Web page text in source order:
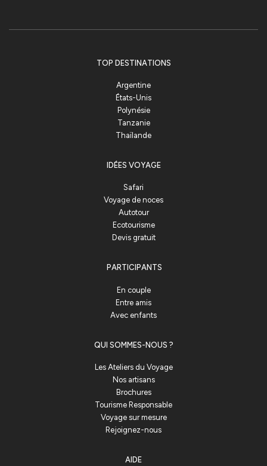
TOP DESTINATIONS
Argentine
États-Unis
Polynésie
Tanzanie
Thaïlande
IDÉES VOYAGE
Safari
Voyage de noces
Autotour
Ecotourisme
Devis gratuit
PARTICIPANTS
En couple
Entre amis
Avec enfants
QUI SOMMES-NOUS ?
Les Ateliers du Voyage
Nos artisans
Brochures
Tourisme Responsable
Voyage sur mesure
Rejoignez-nous
AIDE